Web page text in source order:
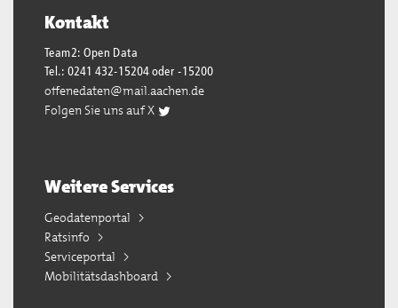
Kontakt
Team2: Open Data
Tel.: 0241 432-15204 oder -15200
offenedaten@mail.aachen.de
Folgen Sie uns auf X
Weitere Services
Geodatenportal
Ratsinfo
Serviceportal
Mobilitätsdashboard